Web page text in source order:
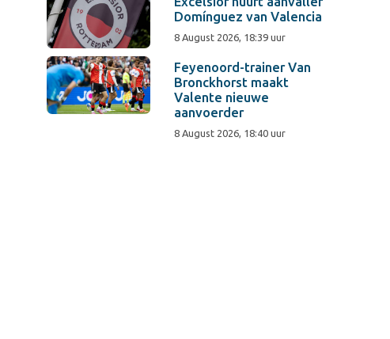
Domínguez van Valencia
8 August 2026, 18:39 uur
Feyenoord-trainer Van
Bronckhorst maakt
Valente nieuwe
aanvoerder
8 August 2026, 18:40 uur